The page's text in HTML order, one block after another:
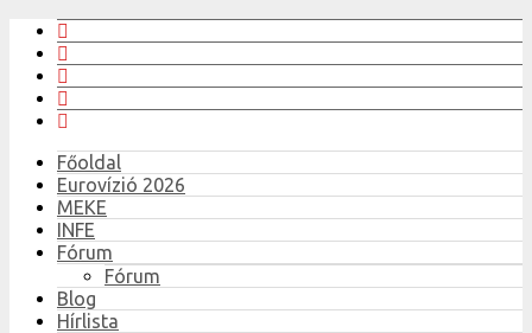
Főoldal
Eurovízió 2026
MEKE
INFE
Fórum
Fórum
Blog
Hírlista